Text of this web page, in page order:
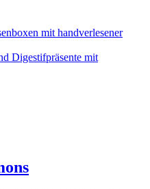
mit handverlesener
Digestifpräsente mit